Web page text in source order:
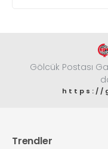
Gölcük Postası
https://
Trendler